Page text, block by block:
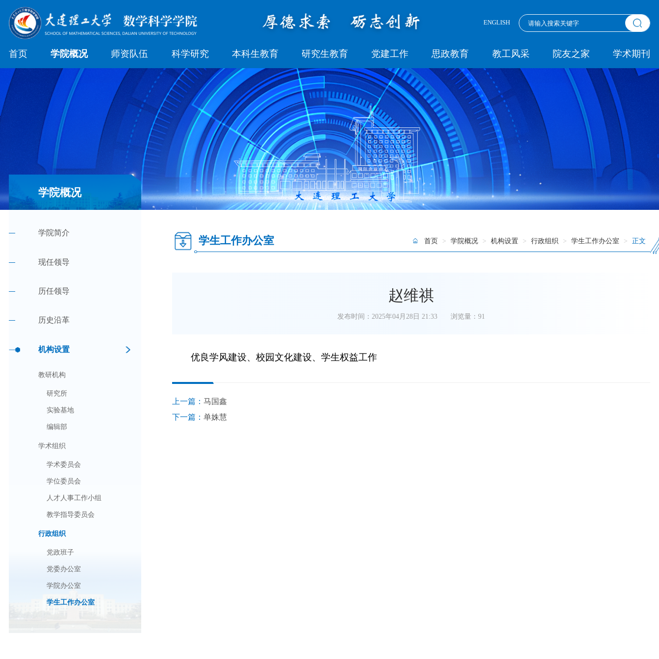
ENGLISH
首页 学院概况 师资队伍 科学研究 本科生教育 研究生教育 党建工作 思政教育 教工风采 院友之家 学术期刊
学院概况
学院简介
现任领导
历任领导
历史沿革
机构设置
教研机构
研究所
实验基地
编辑部
学术组织
学术委员会
学位委员会
人才人事工作小组
教学指导委员会
行政组织
党政班子
党委办公室
学院办公室
学生工作办公室
学生工作办公室 首页 > 学院概况 > 机构设置 > 行政组织 > 学生工作办公室 > 正文
赵维祺
发布时间：2025年04月28日 21:33 浏览量： 91
优良学风建设、校园文化建设、学生权益工作
上一篇： 马国鑫
下一篇： 单姝慧